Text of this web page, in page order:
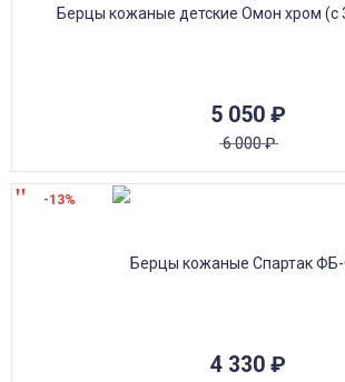
5 050 ₽
6 000₽
4 330 ₽
-13%